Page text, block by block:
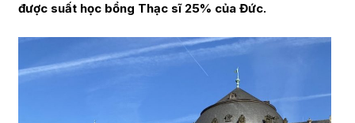
được suất học bổng Thạc sĩ 25% của Đức.